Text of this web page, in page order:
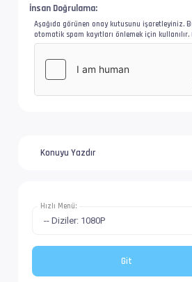
İnsan Doğrulama:
Aşağıda görünen onay kutusunu işaretleyiniz.
otomatik spam kayıtları önlemek için
Konuyu Yazdır
Hızlı Menü: